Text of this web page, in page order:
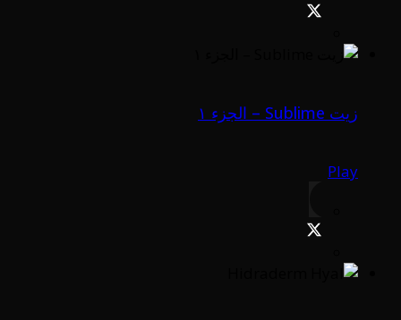
زيت Sublime – الجزء ١
Play